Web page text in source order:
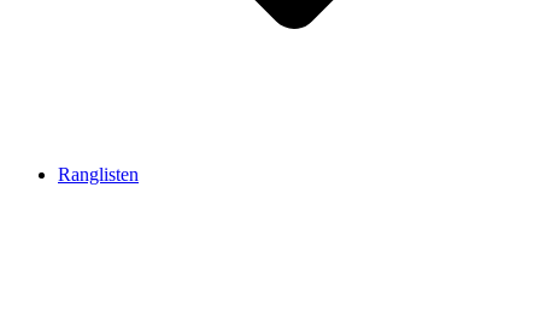
Ranglisten